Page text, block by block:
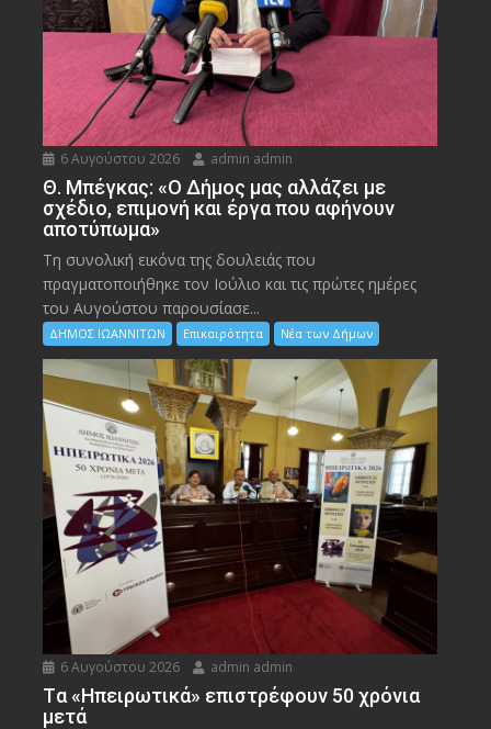
6 Αυγούστου 2026 admin admin
Θ. Μπέγκας: «Ο Δήμος μας αλλάζει με
σχέδιο, επιμονή και έργα που αφήνουν
αποτύπωμα»
Τη συνολική εικόνα της δουλειάς που
πραγματοποιήθηκε τον Ιούλιο και τις πρώτες ημέρες
του Αυγούστου παρουσίασε...
ΔΗΜΟΣ ΙΩΑΝΝΙΤΩΝ Επικαιρότητα Νέα των Δήμων
6 Αυγούστου 2026 admin admin
Tα «Ηπειρωτικά» επιστρέφουν 50 χρόνια
μετά